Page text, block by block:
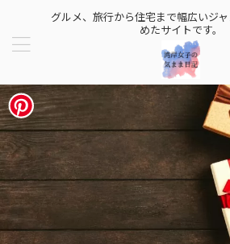
グルメ、旅行から住宅まで幅広いジ
めたサイトです。